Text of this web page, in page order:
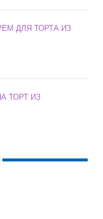
ДЛЯ ТОРТА ИЗ
ТОРТ ИЗ